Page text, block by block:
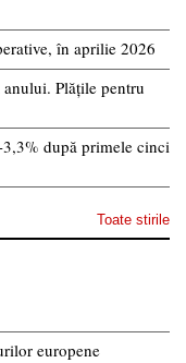
în aprilie 2026
Plățile pentru
după primele cinci
Toate stirile
europene